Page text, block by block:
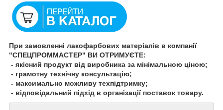
При замовленні лакофарбових матеріалів в компанії
"СПЕЦПРОММАСТЕР" ВИ ОТРИМУЄТЕ:
- якісний продукт від виробника за мінімальною ціною;
- грамотну технічну консультацію;
- максимально можливу техпідтримку;
- відповідальний підхід в організації поставок товару.